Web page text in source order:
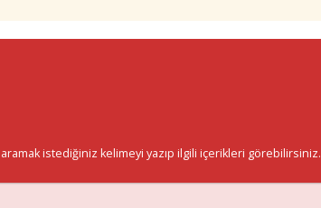
istediğiniz kelimeyi yazıp ilgili içerikleri görebilirsiniz.